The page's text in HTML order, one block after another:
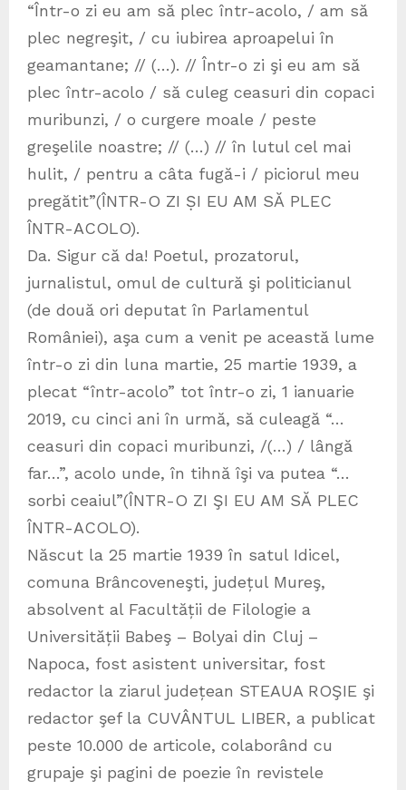
“Într-o zi eu am să plec într-acolo, / am să
plec negreşit, / cu iubirea aproapelui în
geamantane; // (…). // Într-o zi şi eu am să
plec într-acolo / să culeg ceasuri din copaci
muribunzi, / o curgere moale / peste
greşelile noastre; // (…) // în lutul cel mai
hulit, / pentru a câta fugă-i / piciorul meu
pregătit”(ÎNTR-O ZI ṢI EU AM SĂ PLEC
ÎNTR-ACOLO).
Da. Sigur că da! Poetul, prozatorul,
jurnalistul, omul de cultură şi politicianul
(de două ori deputat în Parlamentul
României), aşa cum a venit pe această lume
într-o zi din luna martie, 25 martie 1939, a
plecat “într-acolo” tot într-o zi, 1 ianuarie
2019, cu cinci ani în urmă, să culeagă “…
ceasuri din copaci muribunzi, /(…) / lângă
far…”, acolo unde, în tihnă îşi va putea “…
sorbi ceaiul”(ÎNTR-O ZI ŞI EU AM SĂ PLEC
ÎNTR-ACOLO).
Născut la 25 martie 1939 în satul Idicel,
comuna Brâncoveneşti, județul Mureş,
absolvent al Facultății de Filologie a
Universității Babeş – Bolyai din Cluj –
Napoca, fost asistent universitar, fost
redactor la ziarul județean STEAUA ROŞIE şi
redactor şef la CUVÂNTUL LIBER, a publicat
peste 10.000 de articole, colaborând cu
grupaje şi pagini de poezie în revistele